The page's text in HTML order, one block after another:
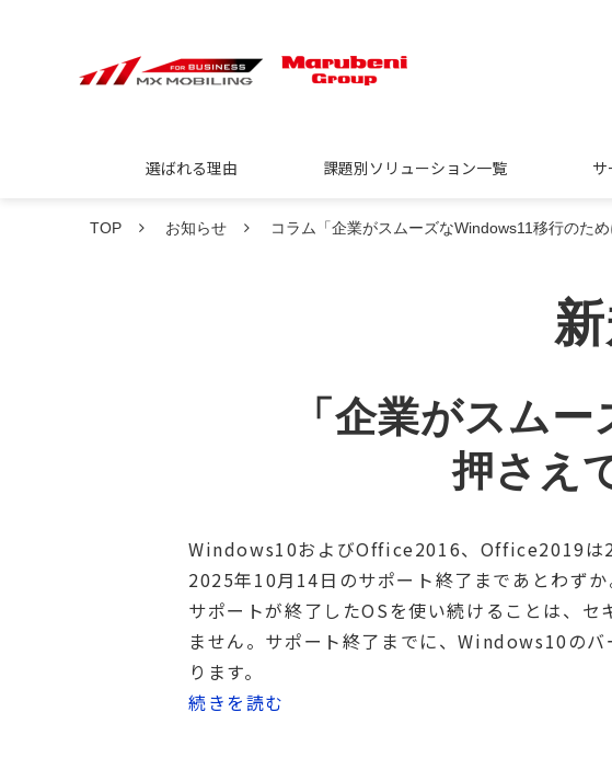
選ばれる理由 課題別ソリューション一覧
TOP お知らせ コラム「企業がスムーズなWindows11移行のた
「企業がスム
押さえ
Windows10およびOffice2016、Office2019は
2025年10月14日のサポート終了まであとわずか
サポートが終了したOSを使い続けることは、
ません。サポート終了までに、Windows10の
ります。
続きを読む